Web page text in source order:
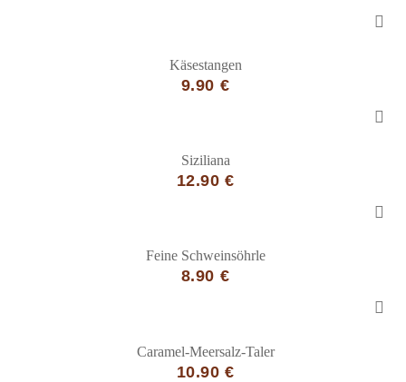
Käsestangen
9.90 €
Siziliana
12.90 €
Feine Schweinsöhrle
8.90 €
Caramel-Meersalz-Taler
10.90 €